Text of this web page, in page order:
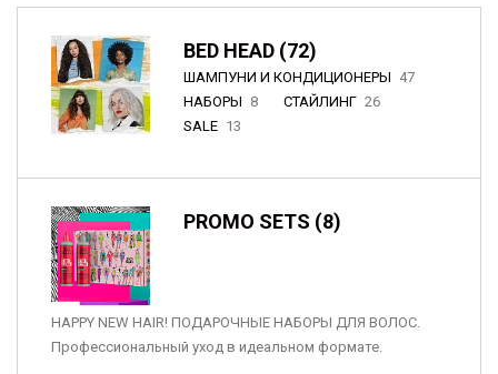
BED HEAD (72)
ШАМПУНИ И КОНДИЦИОНЕРЫ 47
НАБОРЫ 8 СТАЙЛИНГ 26
SALE 13
PROMO SETS (8)
HAPPY NEW HAIR! ПОДАРОЧНЫЕ НАБОРЫ ДЛЯ ВОЛОС.
Профессиональный уход в идеальном формате.